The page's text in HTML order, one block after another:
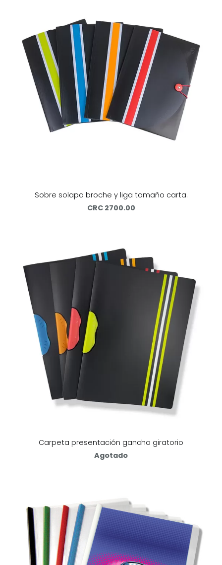
Sobre solapa broche y liga tamaño carta.
CRC 2700.00
Carpeta presentación gancho giratorio
Agotado